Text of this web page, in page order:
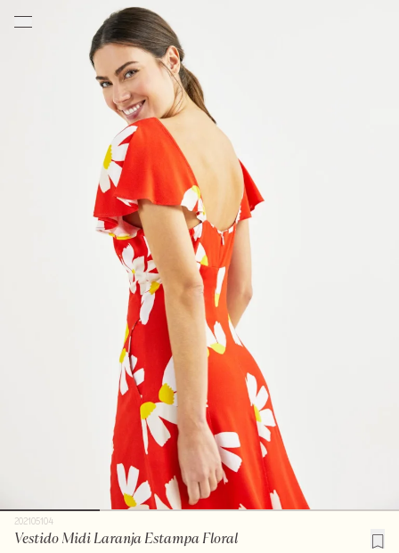
202105104
Vestido Midi Laranja Estampa Floral